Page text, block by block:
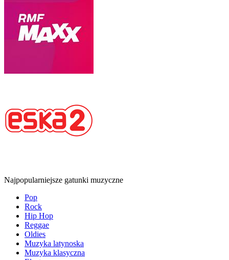
Najpopularniejsze gatunki muzyczne
Pop
Rock
Hip Hop
Reggae
Oldies
Muzyka latynoska
Muzyka klasyczna